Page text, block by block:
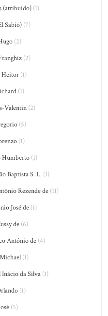
(atribuido) (1)
Sabio) (7)
(2)
(2)
Heitor (1)
(1)
Valentin (2)
(5)
(1)
Humberto(1)
Baptista S. L.(1)
Rezende de (11)
José de (1)
de (6)
António de (4)
(1)
da Silva(1)
(1)
(5)